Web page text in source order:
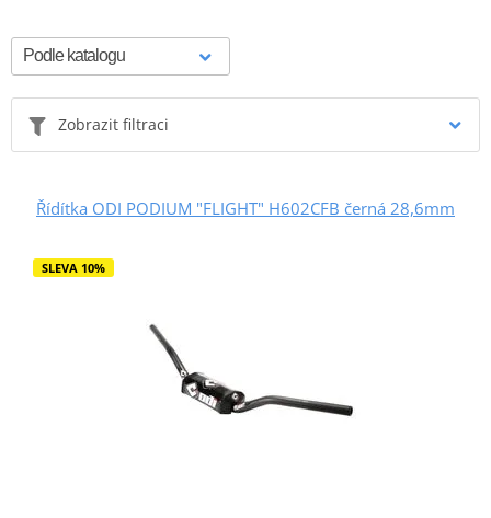
Zobrazit filtraci
Řídítka ODI PODIUM "FLIGHT" H602CFB černá 28,6mm
SLEVA 10%